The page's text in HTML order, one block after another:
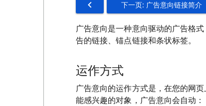
下一页: 广告意向链接简介
广告意向是一种意向驱动的广告格
告的链接、锚点链接和条状标签。
运作方式
广告意向的运作方式是，在您的网
能感兴趣的对象，广告意向会自动：